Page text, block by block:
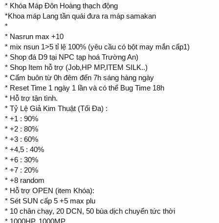
* Khóa Máp Đôn Hoàng thạch động
*Khoa máp Lang tần quái đưa ra máp samakan
*
* Nasrun max +10
* mix nsun 1>5 tỉ lệ 100% (yêu cầu có bột may mắn cấp1)
* Shop đá D9 tại NPC tạp hoá Trường An)
* Shop Item hỗ trợ (Job,HP MP,ITEM SILK..)
* Cấm buôn từ 0h đêm đến 7h sáng hàng ngày
* Reset Time 1 ngày 1 lần và có thể Bug Time 18h
* Hỗ trợ tận tình.
* Tỷ Lệ Giả Kim Thuật (Tối Đa) :
* +1 : 90%
* +2 : 80%
* +3 : 60%
* +4,5 : 40%
* +6 : 30%
* +7 : 20%
* +8 random
* Hỗ trợ OPEN (item Khóa):
* Sét SUN cấp 5 +5 max plu
* 10 chân chạy, 20 DCN, 50 bùa dịch chuyển tức thời
* 1000HP, 1000MP